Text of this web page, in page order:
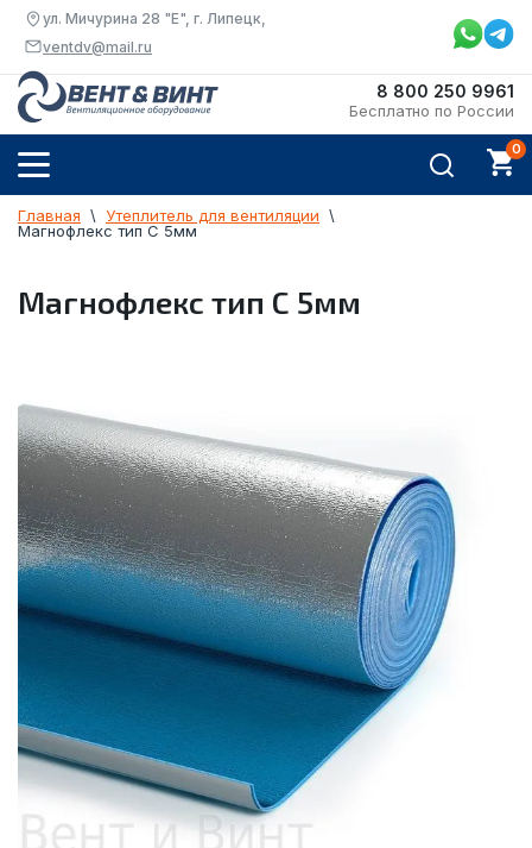
ул. Мичурина 28 "Е", г. Липецк,
ventdv@mail.ru
Бесплатно по России
8 800 250 9961
Главная
  \
Утеплитель для вентиляции
  \
Магнофлекс тип С 5мм
Магнофлекс тип С 5мм